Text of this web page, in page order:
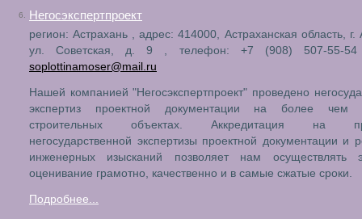
6. Негосэкспертпроект
регион: Астрахань , адрес: 414000, Астраханская область, г.
ул. Советская, д. 9 , телефон: +7 (908) 507-55-
soplottinamoser@mail.ru
Нашей компанией "Негосэкспертпроект" проведено
экспертиз проектной документации на более чем
строительных объектах. Аккредитация на
негосударственной экспертизы проектной документации и
инженерных изысканий позволяет нам осуществлять
оценивание грамотно, качественно и в самые сжатые сроки.
Подробнее...